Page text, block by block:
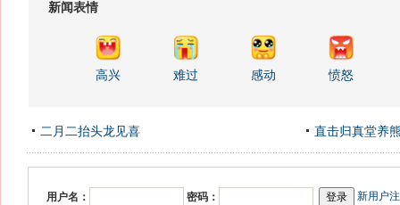
新闻表情
高兴 难过 感动 愤怒
二月二抬头龙见喜 直击归真堂养
用户名： 密码： 新用户